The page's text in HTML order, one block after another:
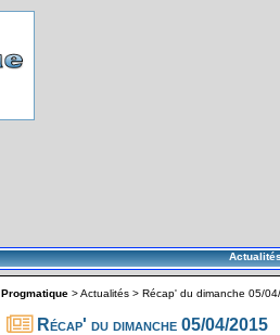
Progmatique >Actualités > Récap' du dimanche 05/
Récap' du dimanche 05/04/2015